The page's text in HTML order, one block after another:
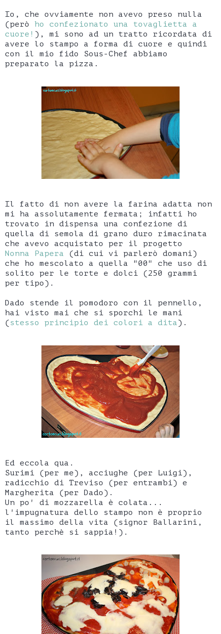
Io, che ovviamente non avevo preso nulla
(però ho confezionato una tovaglietta a
cuore! ), mi sono ad un tratto ricordata di
avere lo stampo a forma di cuore e quindi
con il mio fido Sous-Chef abbiamo
preparato la pizza.
Il fatto di non avere la farina adatta non
mi ha assolutamente fermata; infatti ho
trovato in dispensa una confezione di
quella di semola di grano duro rimacinata
che avevo acquistato per il progetto
Nonna Papera (di cui vi parlerò domani)
che ho mescolato a quella "00" che uso di
solito per le torte e dolci (250 grammi
per tipo).
Dado stende il pomodoro con il pennello,
hai visto mai che si sporchi le mani
(stesso principio dei colori a dita).
Ed eccola qua.
Surimi (per me), acciughe (per Luigi),
radicchio di Treviso (per entrambi) e
Margherita (per Dado).
Un po' di mozzarella è colata...
l'impugnatura dello stampo non è proprio
il massimo della vita (signor Ballarini,
tanto perchè si sappia!).